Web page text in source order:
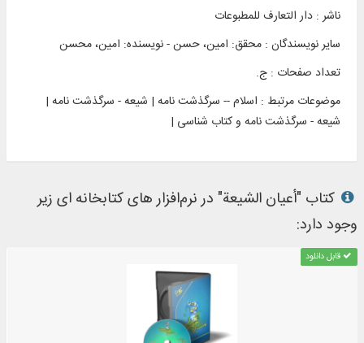
ناشر : دار التعارف للمطبوعات
سایر نویسندگان : محقق: امین، حسن - نویسنده: امین، محسن
تعداد صفحات : ج.
موضوعات مرتبط : اسلام -- سرگذشت نامه | شیعه - سرگذشت نامه |
شیعه - سرگذشت نامه و کتاب شناسی |
کتاب "أعیان الشیعة" در نرم‌افزار های کتابخانه ای زیر
وجود دارد:
قابل دانلود